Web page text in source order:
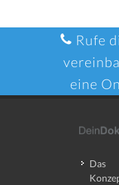
Rufe
eine
Das